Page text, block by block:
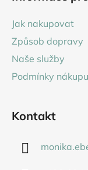
Jak nakupovat
Způsob dopravy
Naše služby
Podmínky nákupu
Kontakt